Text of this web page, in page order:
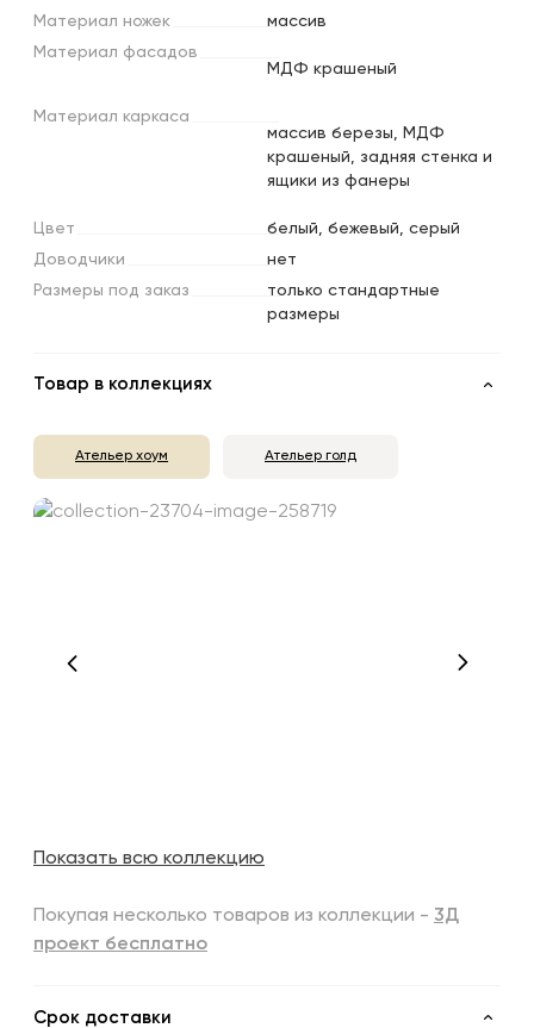
Материал ножек
массив
Материал фасадов
МДФ крашеный
Материал каркаса
массив березы, МДФ
крашеный, задняя стенка и
ящики из фанеры
Цвет
белый, бежевый, серый
Доводчики
нет
Размеры под заказ
только стандартные
размеры
Товар в коллекциях
Ательер хоум Ательер голд
Показать всю коллекцию
Покупая несколько товаров из коллекции - 3Д
проект бесплатно
Срок доставки